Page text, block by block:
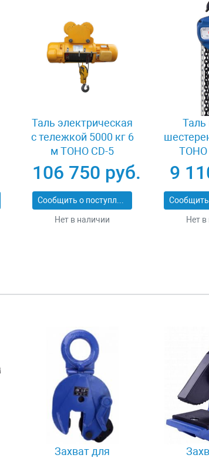
Таль электрическая
с тележкой 5000 кг 6
м TOHO CD-5
106 750 руб.
Сообщить о поступлении
Нет в наличии
Таль
9
Нет
Захват для